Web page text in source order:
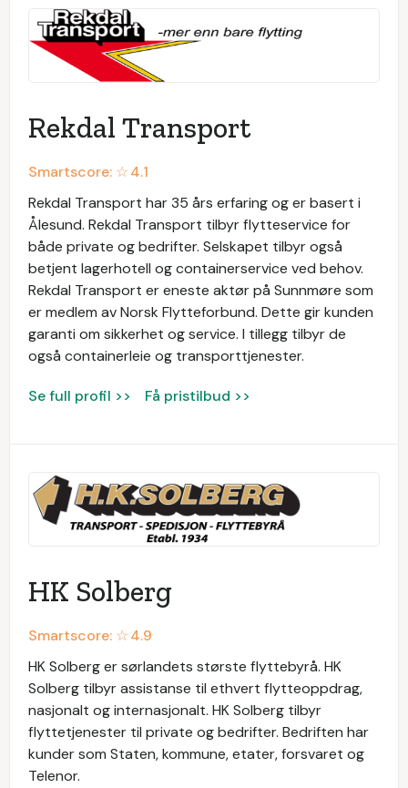
Rekdal Transport
Smartscore: ☆4.1
Rekdal Transport har 35 års erfaring og er basert i
Ålesund. Rekdal Transport tilbyr flytteservice for
både private og bedrifter. Selskapet tilbyr også
betjent lagerhotell og containerservice ved behov.
Rekdal Transport er eneste aktør på Sunnmøre som
er medlem av Norsk Flytteforbund. Dette gir kunden
garanti om sikkerhet og service. I tillegg tilbyr de
også containerleie og transporttjenester.
Se full profil >> Få pristilbud >>
HK Solberg
Smartscore: ☆4.9
HK Solberg er sørlandets største flyttebyrå. HK
Solberg tilbyr assistanse til ethvert flytteoppdrag,
nasjonalt og internasjonalt. HK Solberg tilbyr
flyttetjenester til private og bedrifter. Bedriften har
kunder som Staten, kommune, etater, forsvaret og
Telenor.